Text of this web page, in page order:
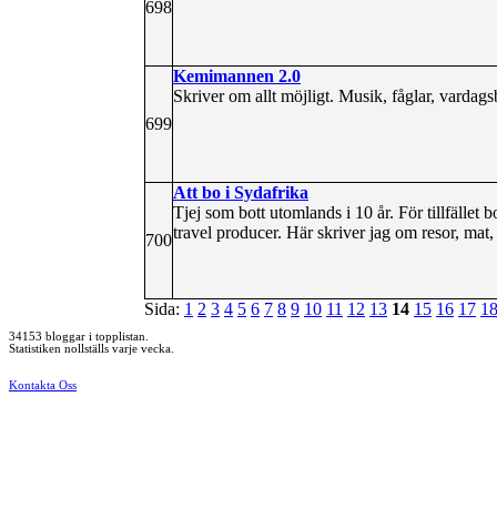
698
699
Kemimannen 2.0
Skriver om allt möjligt. Musik, fåglar,
700
Att bo i Sydafrika
Tjej som bott utomlands i 10 år. För tillfället
travel producer. Här skriver jag om resor,
Sida: 1 2 3 4 5 6 7 8 9 10 11 12 13 14 15 16 17 18
34153 bloggar i topplistan.
Statistiken nollställs varje vecka.
Kontakta Oss